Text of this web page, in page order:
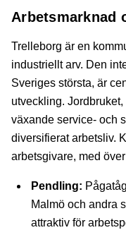
Arbetsmarknad
Trelleborg är en
industriellt arv. Den
Sveriges största, är
utveckling.
växande service- och
diversifierat arbetsliv.
arbetsgivare, med
Pendling:
Malmö och andra
attraktiv för